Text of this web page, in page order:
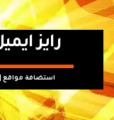
رايز
استضافة مواقع |